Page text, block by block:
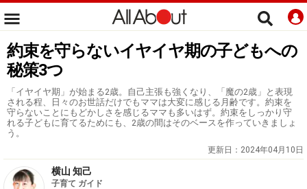
約束を守らないイヤイヤ期の子どもへの
秘策3つ
「イヤイヤ期」が始まる2歳。自己主張も強くなり、「魔の2歳」と表現
される程、日々のお世話だけでもママは大変に感じる月齢です。約束を
守らないことにもどかしさを感じるママも多いはず。約束をしっかり守
れる子どもに育てるためにも、2歳の間はそのベースを作っていきましょ
う。
更新日： 2024年04月10日
横山 知己
子育て ガイド